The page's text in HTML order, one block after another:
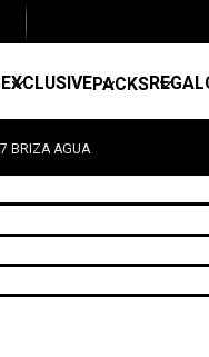
EXCLUSIVEPACKS
BRIZA AGUA